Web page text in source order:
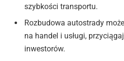
szybkości transportu.
Rozbudowa autostrady
na handel i usługi,
inwestorów.